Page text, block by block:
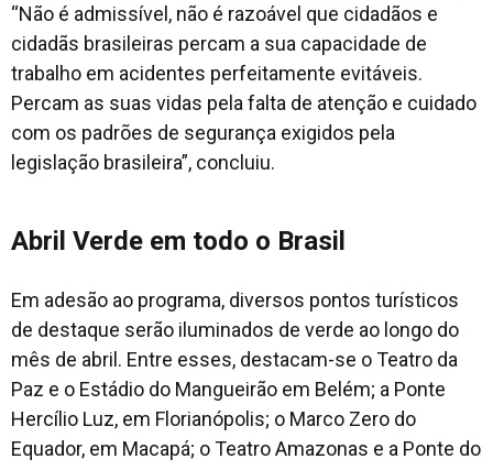
“Não é admissível, não é razoável que cidadãos e
cidadãs brasileiras percam a sua capacidade de
trabalho em acidentes perfeitamente evitáveis.
Percam as suas vidas pela falta de atenção e cuidado
com os padrões de segurança exigidos pela
legislação brasileira”, concluiu.
Abril Verde em todo o Brasil
Em adesão ao programa, diversos pontos turísticos
de destaque serão iluminados de verde ao longo do
mês de abril. Entre esses, destacam-se o Teatro da
Paz e o Estádio do Mangueirão em Belém; a Ponte
Hercílio Luz, em Florianópolis; o Marco Zero do
Equador, em Macapá; o Teatro Amazonas e a Ponte do